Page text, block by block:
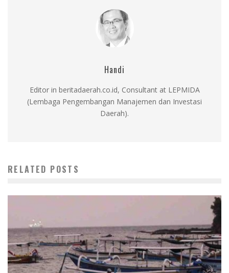
Handi
Editor in beritadaerah.co.id, Consultant at LEPMIDA
(Lembaga Pengembangan Manajemen dan Investasi
Daerah).
RELATED POSTS